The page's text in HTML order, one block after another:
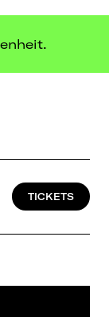
TICKETS